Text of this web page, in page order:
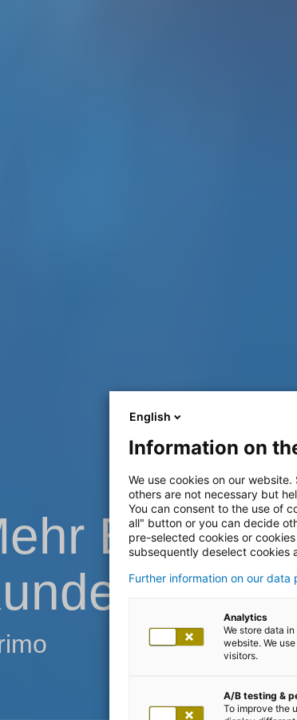
English
Information on
We use cookies on our
others are not necessary but
You can consent to the use of
all" button or you can decide
pre-selected cookies or
subsequently deselect
Further information on our data
Analytics
We store data
website. We
visitors.
A/B testing &
To improve the